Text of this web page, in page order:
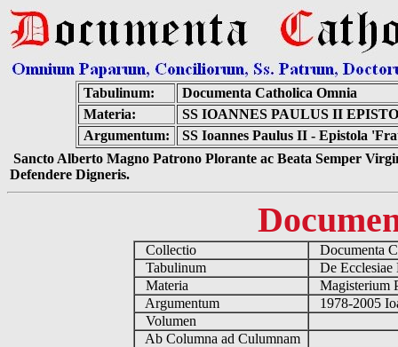
Tabulinum:
Documenta Catholica Omnia
Materia:
SS IOANNES PAULUS II
Argumentum:
SS Ioannes Paulus II - Epistola
Sancto Alberto Magno Patrono Plorante ac Beata Semper
Defendere Digneris.
Collectio
Documenta
Tabulinum
De
Materia
Magisterium
Argumentum
1978-2005
Volumen
Ab Columna ad Culumnam